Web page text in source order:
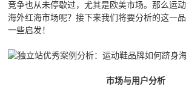
竞争也从未停歇过，尤其是欧美市场。那么运
海外红海市场呢？接下来我们将要分析的这一
一些启发！
市场与用户分析